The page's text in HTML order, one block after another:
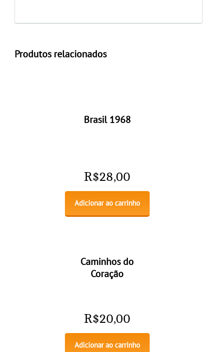
Produtos relacionados
Brasil 1968
R$28,00
Adicionar ao carrinho
Caminhos do
Coração
R$20,00
Adicionar ao carrinho